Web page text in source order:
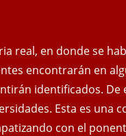
real, en donde se
encontrarán en
identificados.
Esta es una
con el